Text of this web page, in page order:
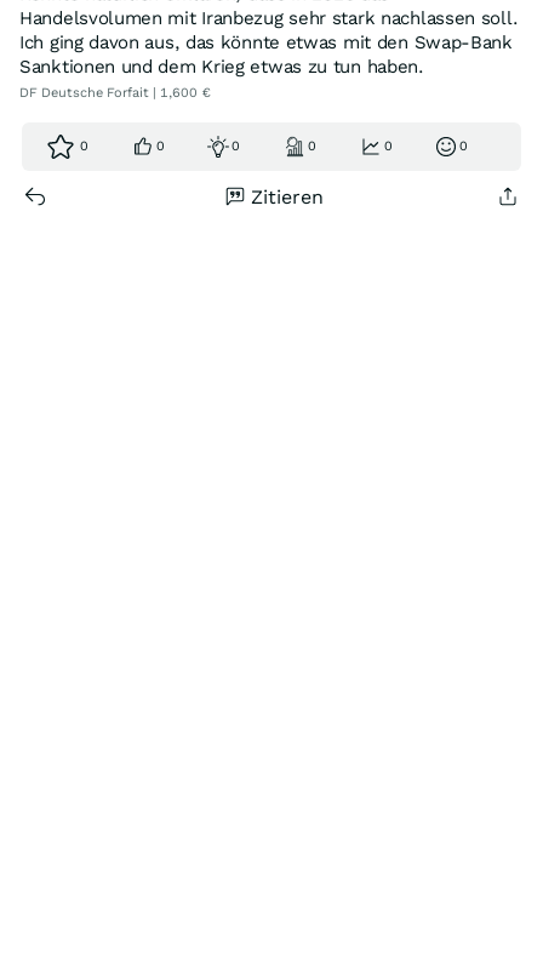
Handelsvolumen mit Iranbezug sehr stark nachlassen soll.
Ich ging davon aus, das könnte etwas mit den Swap-Bank
Sanktionen und dem Krieg etwas zu tun haben.
DF Deutsche Forfait | 1,600 €
0 0 0 0 0 0
Zitieren